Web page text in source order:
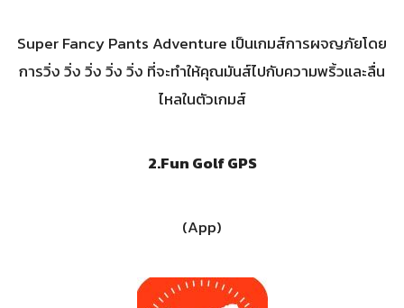
Super Fancy Pants Adventure เป็นเกมส์การผจญภัยโดย
การวิ่ง วิ่ง วิ่ง วิ่ง วิ่ง ที่จะทำให้คุณมันส์ไปกับความพริ้วและลื่น
ไหลในตัวเกมส์
2.Fun Golf GPS
(App)